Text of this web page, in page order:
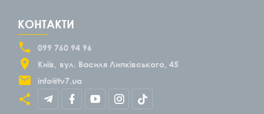
КОНТАКТИ
099 760 94 96
Київ
вул. Василя Липківського, 45
info@tv7.ua